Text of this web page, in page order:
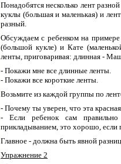
Понадобятся несколько лент
куклы (большая и маленькая) и
разный.
Обсуждаем с ребенком на
(большой кукле) и Кате
ленты, приговаривая: длинная -
- Покажи мне все длинные ленты.
- Покажи все короткие ленты.
Возьмите из каждой группы по
- Почему ты уверен, что эта
- Если ребенок сам
прикладыванием, это хорошо, если
Главное - должна быть явной
Упражнение 2